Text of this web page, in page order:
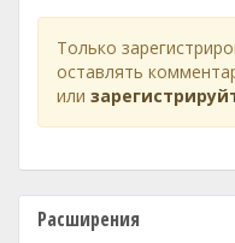
Только
оставлять
или
Расширения